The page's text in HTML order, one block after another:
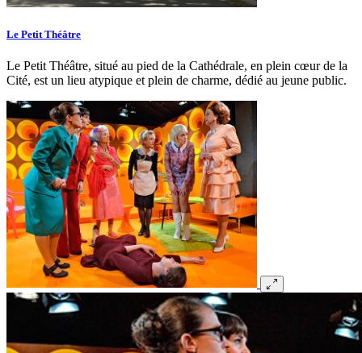
Le Petit Théâtre
Le Petit Théâtre, situé au pied de la Cathédrale, en plein cœur de la
Cité, est un lieu atypique et plein de charme, dédié au jeune public.